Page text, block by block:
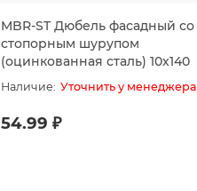
MBR-ST Дюбель фасадный со
стопорным шурупом
(оцинкованная сталь) 10х140
Уточнить у менеджера
54.99 ₽